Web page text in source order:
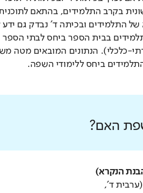
בקרב התלמידים, בהתאם
התלמידים ובכיתה ד' נבדק גם ידע
בבית הספר ביחס לבתי
כלכלי). הנתונים המובאים מטה
ביחס ללימודי השפה.
האם?
הנקרא)
ד',